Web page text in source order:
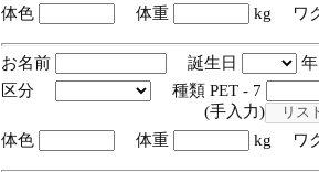
体色
体重 kg ワ
お名前 誕生日
区分
種類 PET - 7
(手入力)
体色
体重 kg ワ